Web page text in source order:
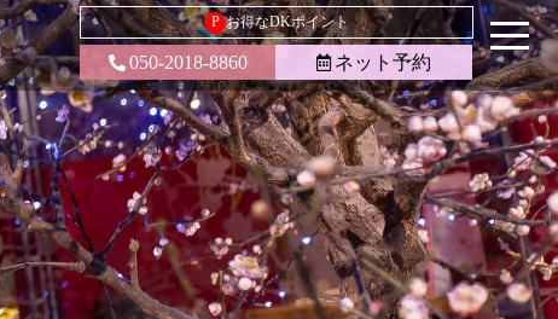
P お得なDKポイント
050-2018-8860 ネット予約